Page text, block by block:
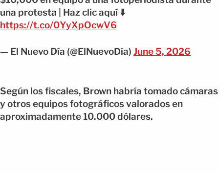
una protesta | Haz clic aquí ⬇️
https://t.co/0YyXpOcwV6
— El Nuevo Día (@ElNuevoDia) June 5, 2026
Según los fiscales, Brown habría tomado cámaras
y otros equipos fotográficos valorados en
aproximadamente 10.000 dólares.